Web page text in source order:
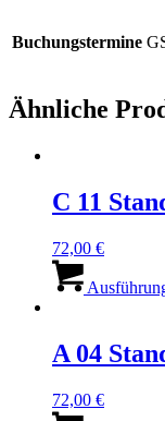
Buchungstermine
Ähnliche
C 11
72,00 €
A 04
72,00 €